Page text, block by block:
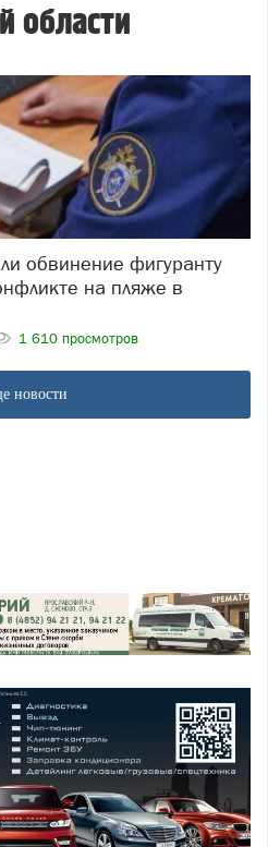
области
на пляже в
1 610 просмотров
новости